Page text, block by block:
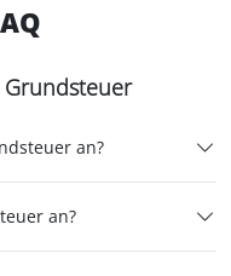
Grundsteuer
an?
an?